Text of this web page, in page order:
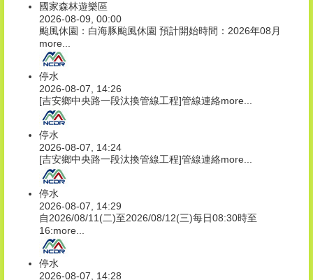
國家森林遊樂區
2026-08-09, 00:00
颱風休園：白海豚颱風休園 預計開始時間：2026年08月
more...
停水
2026-08-07, 14:26
[吉安鄉中央路一段汰換管線工程]管線連絡more...
停水
2026-08-07, 14:24
[吉安鄉中央路一段汰換管線工程]管線連絡more...
停水
2026-08-07, 14:29
自2026/08/11(二)至2026/08/12(三)每日08:30時至
16:more...
停水
2026-08-07, 14:28